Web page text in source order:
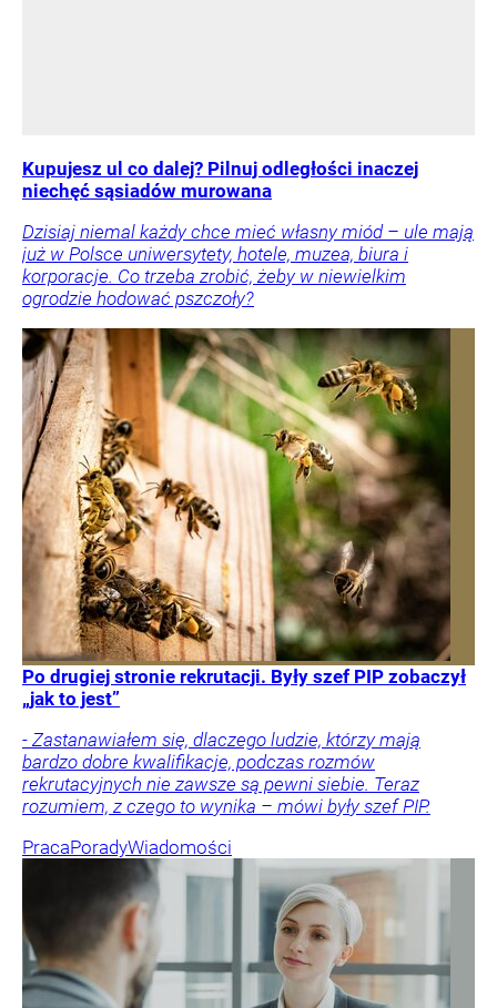
Kupujesz ul co dalej? Pilnuj odległości inaczej
niechęć sąsiadów murowana
Dzisiaj niemal każdy chce mieć własny miód – ule mają
już w Polsce uniwersytety, hotele, muzea, biura i
korporacje. Co trzeba zrobić, żeby w niewielkim
ogrodzie hodować pszczoły?
Po drugiej stronie rekrutacji. Były szef PIP zobaczył
„jak to jest”
- Zastanawiałem się, dlaczego ludzie, którzy mają
bardzo dobre kwalifikacje, podczas rozmów
rekrutacyjnych nie zawsze są pewni siebie. Teraz
rozumiem, z czego to wynika – mówi były szef PIP.
PracaPoradyWiadomości